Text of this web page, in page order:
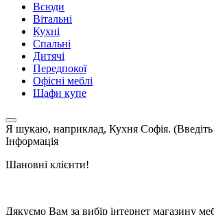
Всюди
Вітальні
Кухні
Спальні
Дитячі
Передпокої
Офісні меблі
Шафи купе
Я шукаю, наприклад, Кухня Софія.
Інформація
Шановні клієнти!
Дякуємо Вам за вибір інтернет магазину